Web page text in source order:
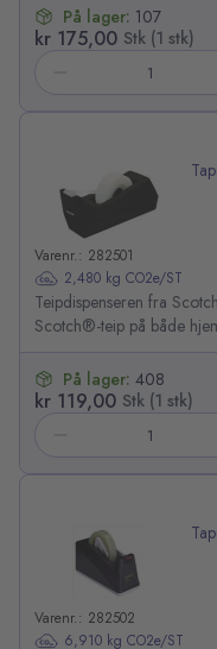
kr 175,00 Stk (1 stk)
På lager: 107
Varenr.: 282501
2,480 kg CO2e/ST
Teipdispenseren fra
Scotch®-teip på både
kr 119,00 Stk (1 stk)
På lager: 408
Varenr.: 282502
6,910 kg CO2e/ST